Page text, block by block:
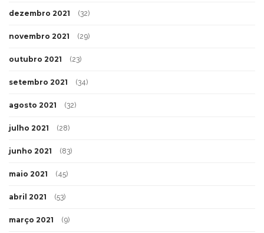
dezembro 2021 (32)
novembro 2021 (29)
outubro 2021 (23)
setembro 2021 (34)
agosto 2021 (32)
julho 2021 (28)
junho 2021 (83)
maio 2021 (45)
abril 2021 (53)
março 2021 (9)